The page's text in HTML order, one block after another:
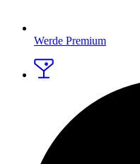
Werde Premium